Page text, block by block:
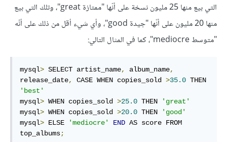
التي بيع منها 25 مليون نسخة على أنّها "ممتازة great"، وتلك التي بيع
منها 20 مليون على أنّها "جيدة good"، وأي شيء أقل من ذلك على أنًه
"متوسط mediocre"، كما في المثال التالي:
mysql> SELECT artist_name, album_name,
release_date, CASE WHEN copies_sold >35.0
'best'
mysql> WHEN copies_sold >25.0 THEN
'great'
mysql> WHEN copies_sold >20.0 THEN
'good'
mysql> ELSE 'mediocre' END AS score FROM
top_albums;